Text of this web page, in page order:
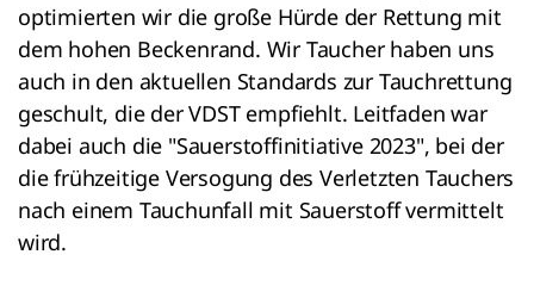
optimierten wir die große Hürde der Rettung mit
dem hohen Beckenrand. Wir Taucher haben uns
auch in den aktuellen Standards zur Tauchrettung
geschult, die der VDST empfiehlt. Leitfaden war
dabei auch die "Sauerstoffinitiative 2023", bei der
die frühzeitige Versogung des Verletzten Tauchers
nach einem Tauchunfall mit Sauerstoff vermittelt
wird.